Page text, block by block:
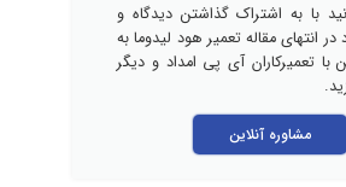
با به اشتراک گذاشتن دیدگاه و
انتهای مقاله تعمیر هود لیدوما به
با تعمیرکاران آی پی امداد و دیگر
مشاوره آنلاین